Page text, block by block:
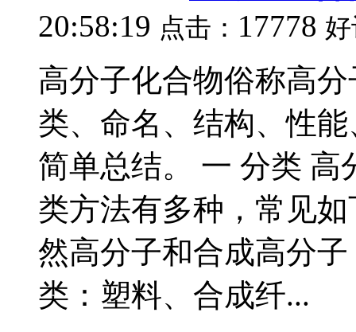
20:58:19 点击： 17778
高分子化合物俗称高
类、命名、结构、性
简单总结。 一 分类
类方法有多种，常见
然高分子和合成高分
类：塑料、合成纤...